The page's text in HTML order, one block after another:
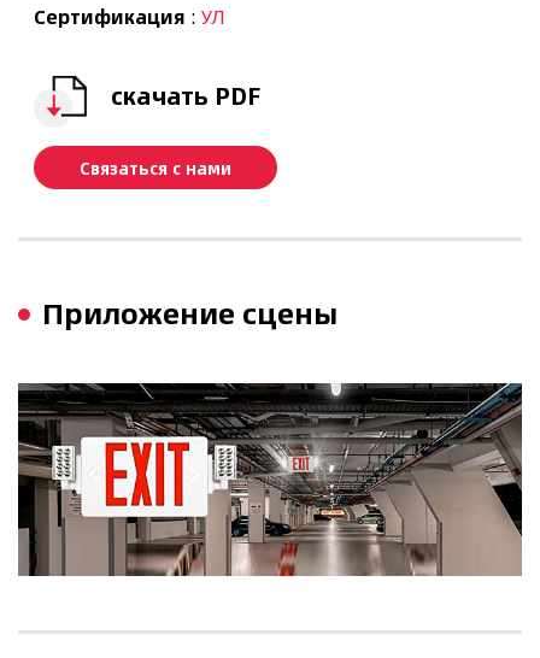
Сертификация : УЛ
скачать PDF
Связаться с нами
Приложение сцены